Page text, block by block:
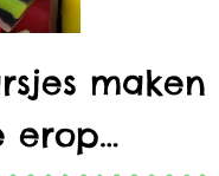
maken
erop…